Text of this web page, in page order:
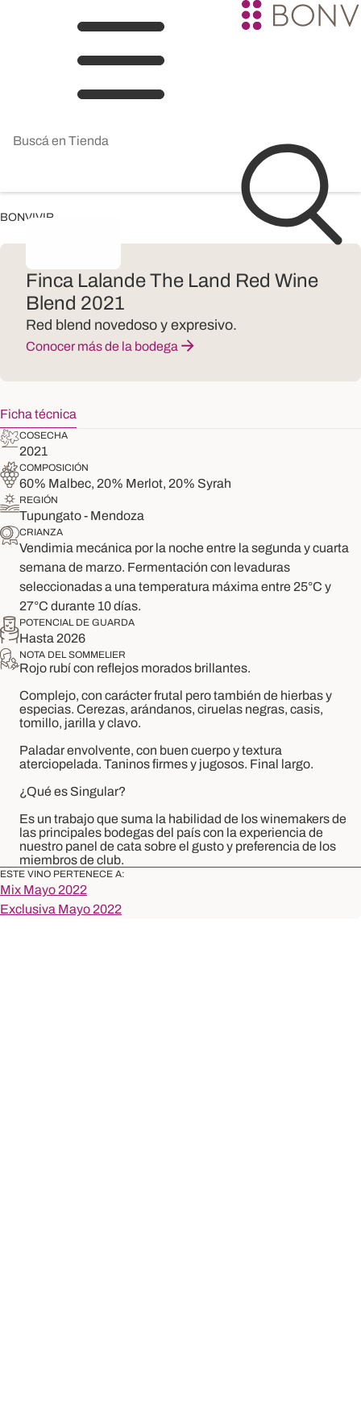
BONVIVIR
Finca Lalande The Land Red Wine
Blend 2021
Red blend novedoso y expresivo.
Conocer más de la bodega
Ficha técnica
COSECHA
2021
COMPOSICIÓN
60% Malbec, 20% Merlot, 20% Syrah
REGIÓN
Tupungato - Mendoza
CRIANZA
Vendimia mecánica por la noche entre la segunda y cuarta
semana de marzo. Fermentación con levaduras
seleccionadas a una temperatura máxima entre 25°C y
27°C durante 10 días.
POTENCIAL DE GUARDA
Hasta 2026
NOTA DEL SOMMELIER
Rojo rubí con reflejos morados brillantes.
Complejo, con carácter frutal pero también de hierbas y
especias. Cerezas, arándanos, ciruelas negras, casis,
tomillo, jarilla y clavo.
Paladar envolvente, con buen cuerpo y textura
aterciopelada. Taninos firmes y jugosos. Final largo.
¿Qué es Singular?
Es un trabajo que suma la habilidad de loswinemakersde
las principales bodegas del país con la experiencia de
nuestro panel de cata sobre el gusto y preferencia de los
miembros de club.
ESTE VINO PERTENECE A:
Mix Mayo 2022
Exclusiva Mayo 2022